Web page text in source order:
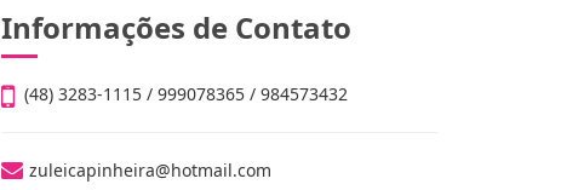
Informações de Contato
(48) 3283-1115 / 999078365 / 984573432
zuleicapinheira@hotmail.com